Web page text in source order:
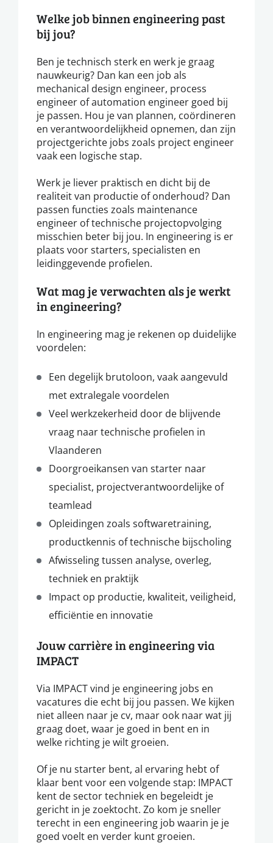
Welke job binnen engineering past
bij jou?
Ben je technisch sterk en werk je graag
nauwkeurig? Dan kan een job als
mechanical design engineer, process
engineer of automation engineer goed bij
je passen. Hou je van plannen, coördineren
en verantwoordelijkheid opnemen, dan zijn
projectgerichte jobs zoals project engineer
vaak een logische stap.
Werk je liever praktisch en dicht bij de
realiteit van productie of onderhoud? Dan
passen functies zoals maintenance
engineer of technische projectopvolging
misschien beter bij jou. In engineering is er
plaats voor starters, specialisten en
leidinggevende profielen.
Wat mag je verwachten als je werkt
in engineering?
In engineering mag je rekenen op duidelijke
voordelen:
Een degelijk brutoloon, vaak aangevuld
met extralegale voordelen
Veel werkzekerheid door de blijvende
vraag naar technische profielen in
Vlaanderen
Doorgroeikansen van starter naar
specialist, projectverantwoordelijke of
teamlead
Opleidingen zoals softwaretraining,
productkennis of technische bijscholing
Afwisseling tussen analyse, overleg,
techniek en praktijk
Impact op productie, kwaliteit, veiligheid,
efficiëntie en innovatie
Jouw carrière in engineering via
IMPACT
Via IMPACT vind je engineering jobs en
vacatures die echt bij jou passen. We kijken
niet alleen naar je cv, maar ook naar wat jij
graag doet, waar je goed in bent en in
welke richting je wilt groeien.
Of je nu starter bent, al ervaring hebt of
klaar bent voor een volgende stap: IMPACT
kent de sector techniek en begeleidt je
gericht in je zoektocht. Zo kom je sneller
terecht in een engineering job waarin je je
goed voelt en verder kunt groeien.